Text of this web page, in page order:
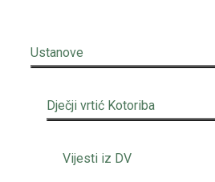
Ustanove
Dječji vrtić Kotoriba
Vijesti iz DV